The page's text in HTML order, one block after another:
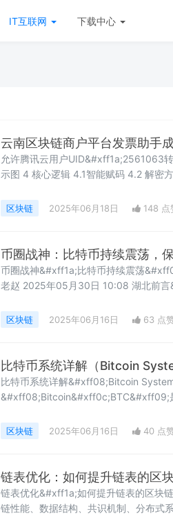
IT互联网 下载中心
云南区块链商户平台发票助手
允许腾讯云用户UID&#xff1a;2561063转发自腾讯云 目录 1 概述
示图 4 核心逻辑 4.1智能赋码 4.2 解密方法 4.3 登录与检测 4.4 发票金额大写转换 4.5
区块链 2025年06月18日 148 点
币圈战神：比特币持续震荡，
币圈战神&#xff1a;比特币持续震荡
老赵 2025年05月30日 10:08 湖北前
&#xff01; 本文撰写时间&#xff1a;北京时
区块链 2025年06月16日 63 点
比特币系统详解（Bitcoin
比特币系统详解&#xff08;Bitcoin
&#xff08;Bitcoin&#xff0c;BTC&#xff09;
线。比特币基于区块链、P2P 网络、
区块链 2025年06月16日 40 点
链表优化：如何提升链表的区
链表优化&#xff1a;如何提升链表的区块链性能&#xff1f; 关键词
链性能、数据结构、共识机制、分布式系统 摘要&#xff1a;本文主要探讨了如何通